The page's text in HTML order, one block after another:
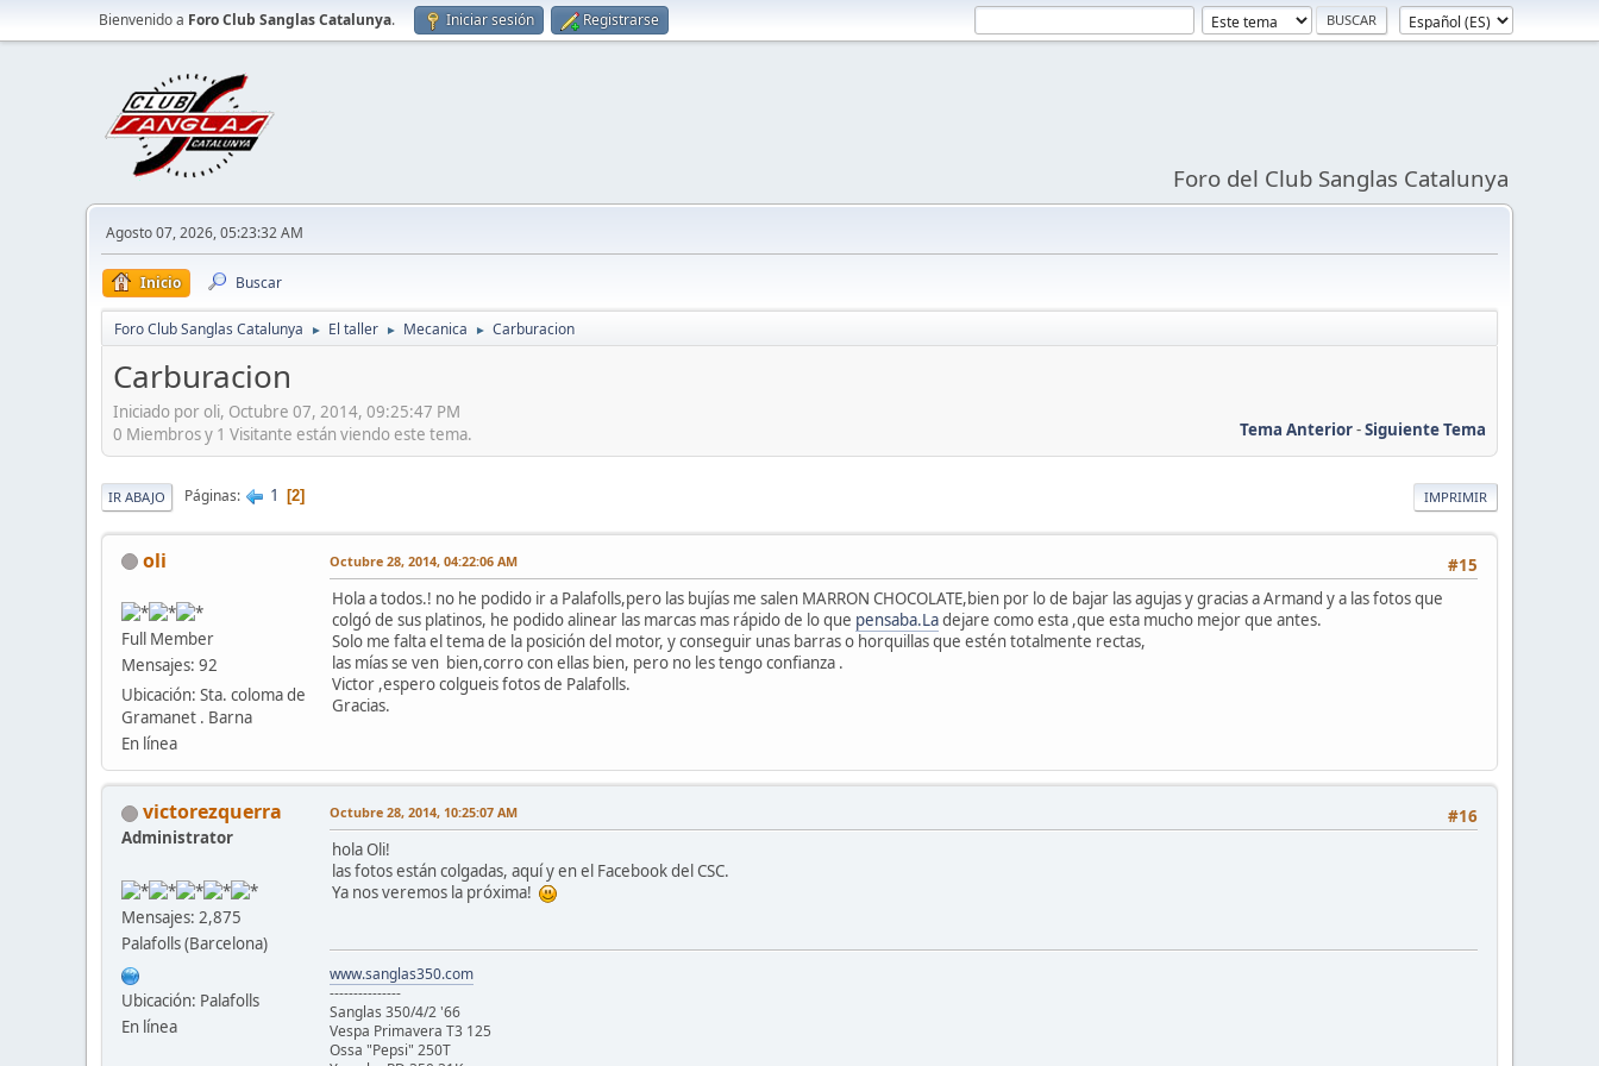
Bienvenido a Foro Club Sanglas Catalunya. Iniciar sesión Registrarse
Foro del Club Sanglas Catalunya
Agosto 07, 2026, 05:23:32 AM
Inicio Buscar
Foro Club Sanglas Catalunya ► El taller ► Mecanica ► Carburacion
Carburacion
Iniciado por oli, Octubre 07, 2014, 09:25:47 PM
Tema Anterior-Siguiente Tema
0 Miembros y 1 Visitante están viendo este tema.
IMPRIMIR
IR ABAJO Páginas 1 2
oli
Full Member
Mensajes: 92
Ubicación: Sta. coloma de
Gramanet . Barna
En línea
#15
Octubre 28, 2014, 04:22:06 AM
Hola a todos.! no he podido ir a Palafolls,pero las bujías me salen MARRON CHOCOLATE,bien por lo de bajar las agujas y gracias a Armand y a las fotos que
colgó de sus platinos, he podido alinear las marcas mas rápido de lo que pensaba.Ladejare como esta ,que esta mucho mejor que antes.
Solo me falta el tema de la posición del motor, y conseguir unas barras o horquillas que estén totalmente rectas,
las mías se ven bien,corro con ellas bien, pero no les tengo confianza .
Victor ,espero colgueis fotos de Palafolls.
Gracias.
victorezquerra
Administrator
Mensajes: 2,875
Palafolls (Barcelona)
Ubicación: Palafolls
En línea
#16
Octubre 28, 2014, 10:25:07 AM
hola Oli!
las fotos están colgadas, aquí y en el Facebook del CSC.
Ya nos veremos la próxima!
www.sanglas350.com
---------------
Sanglas 350/4/2 '66
Vespa Primavera T3 125
Ossa "Pepsi" 250T